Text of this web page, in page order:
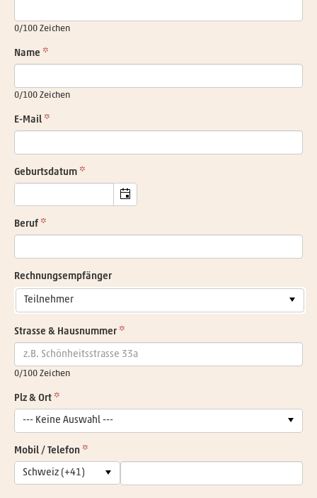
0/100 Zeichen
Name
0/100 Zeichen
E-Mail
Geburtsdatum
Beruf
Rechnungsempfänger
Teilnehmer
Strasse & Hausnummer
0/100 Zeichen
Plz & Ort
--- Keine Auswahl ---
Mobil / Telefon
Schweiz (+41)